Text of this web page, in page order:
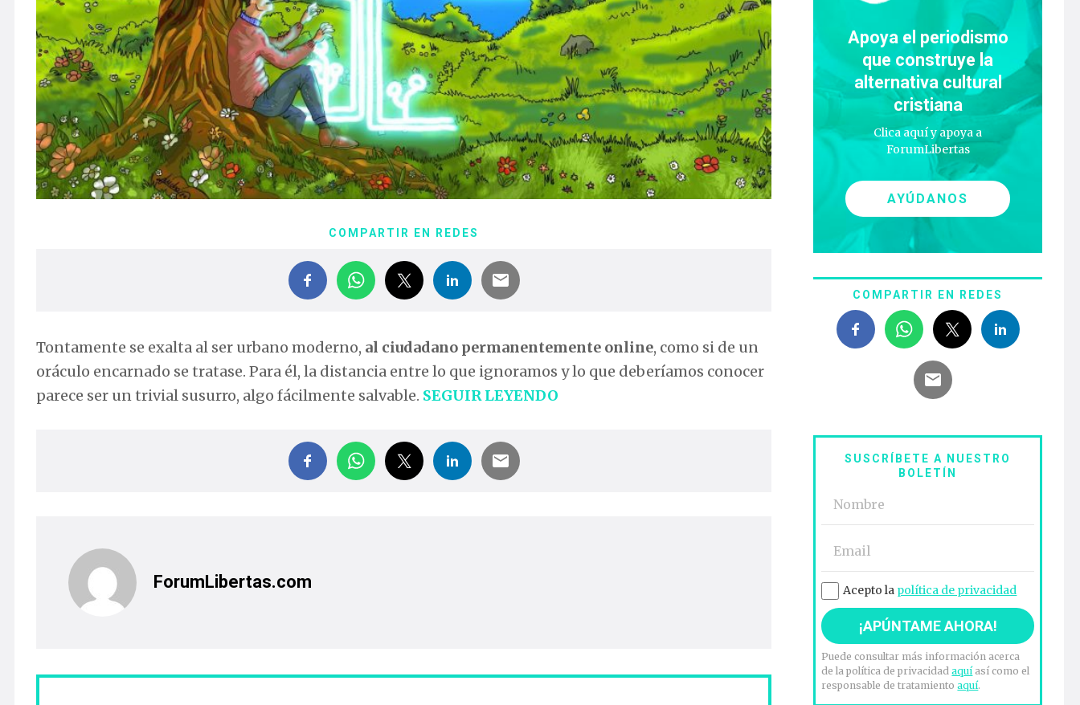
COMPARTIR EN REDES
Tontamente se exalta al ser urbano moderno, al ciudadano permanentemente online, como si de un
oráculo encarnado se tratase. Para él, la distancia entre lo que ignoramos y lo que deberíamos conocer
parece ser un trivial susurro, algo fácilmente salvable. SEGUIR LEYENDO
ForumLibertas.com
Apoya el periodismo
que construye la
alternativa cultural
cristiana
Clica aquí y apoya a
ForumLibertas
AYÚDANOS
COMPARTIR EN REDES
SUSCRÍBETE A NUESTRO
BOLETÍN
Acepto la política de privacidad
Puede consultar más información acerca
de la política de privacidadaquíasí como el
responsable de tratamientoaquí.